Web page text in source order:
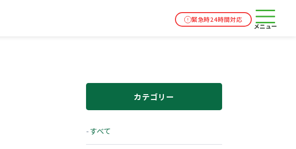
緊急時24時間対応
メニュー
カテゴリー
すべて